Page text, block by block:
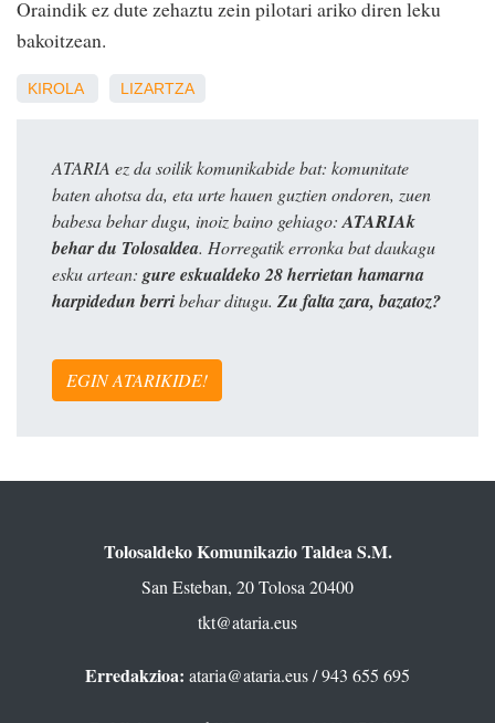
Oraindik ez dute zehaztu zein pilotari ariko diren leku
bakoitzean.
KIROLA LIZARTZA
ATARIA ez da soilik komunikabide bat: komunitate
baten ahotsa da, eta urte hauen guztien ondoren, zuen
babesa behar dugu, inoiz baino gehiago: ATARIAk
behar du Tolosaldea. Horregatik erronka bat daukagu
esku artean: gure eskualdeko 28 herrietan hamarna
harpidedun berribehar ditugu. Zu falta zara, bazatoz?
EGIN ATARIKIDE!
Tolosaldeko Komunikazio Taldea S.M.
San Esteban, 20 Tolosa 20400
tkt@ataria.eus
Erredakzioa: ataria@ataria.eus/ 943 655 695